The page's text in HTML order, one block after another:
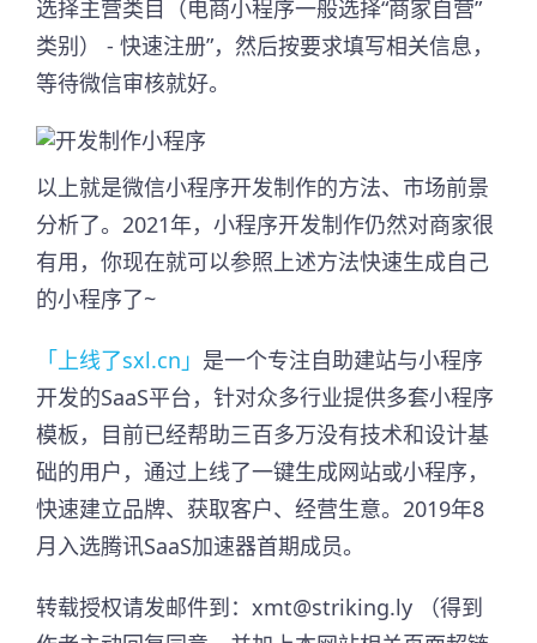
选择主营类目（电商小程序一般选择“商家自营”
类别） - 快速注册”，然后按要求填写相关信息，
等待微信审核就好。
以上就是微信小程序开发制作的方法、市场前景
分析了。2021年，小程序开发制作仍然对商家很
有用，你现在就可以参照上述方法快速生成自己
的小程序了~
「上线了sxl.cn」 是一个专注自助建站与小程序
开发的SaaS平台，针对众多行业提供多套小程序
模板，目前已经帮助三百多万没有技术和设计基
础的用户，通过上线了一键生成网站或小程序，
快速建立品牌、获取客户、经营生意。2019年8
月入选腾讯SaaS加速器首期成员。​
转载授权请发邮件到：xmt@striking.ly （得到